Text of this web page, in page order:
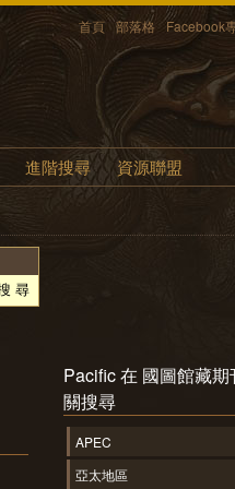
首頁 部落格 Facebook
進階搜尋 資源聯盟
Pacific 在 國圖館藏
關搜尋
APEC
亞太地區